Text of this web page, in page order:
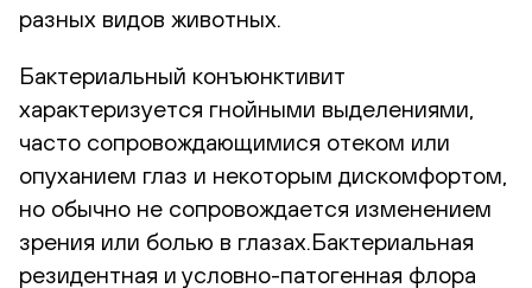
разных видов животных.
Бактериальный конъюнктивит
характеризуется гнойными выделениями,
часто сопровождающимися отеком или
опуханием глаз и некоторым дискомфортом,
но обычно не сопровождается изменением
зрения или болью в глазах.Бактериальная
резидентная и условно-патогенная флора